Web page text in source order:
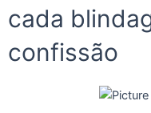
cada
confissão